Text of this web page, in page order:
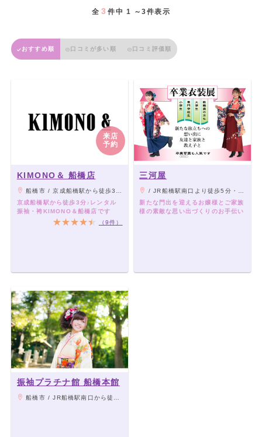
全 3 件中 1 ～3件表示
おすすめ順 口コミが多い順 口コミ評価順
来店
予約
KIMONO＆ 船橋店
船橋市 / 京成船橋駅から徒歩3分/JR船橋駅から徒歩5分
京成船橋駅から徒歩3分♪レンタル
振袖・袴KIMONO＆船橋店です
（9件）
三河屋
/ JR船橋駅南口より徒歩5分・京成船橋駅より徒歩3分
新たな門出を迎えるお嬢様とご家族
様の素敵な思い出づくりのお手伝い
振袖プラチナ館 船橋本館
船橋市 / JR船橋駅南口から徒歩７分/京成船橋駅から徒歩６分